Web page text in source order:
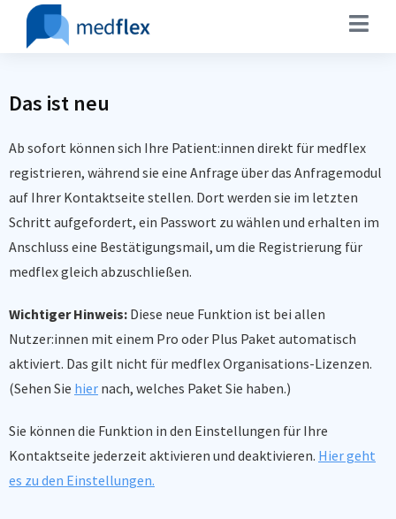
Das ist neu
Ab sofort können sich Ihre Patient:innen direkt für medflex
registrieren, während sie eine Anfrage über das Anfragemodul
auf Ihrer Kontaktseite stellen. Dort werden sie im letzten
Schritt aufgefordert, ein Passwort zu wählen und erhalten im
Anschluss eine Bestätigungsmail, um die Registrierung für
medflex gleich abzuschließen.
Wichtiger Hinweis: Diese neue Funktion ist bei allen
Nutzer:innen mit einem Pro oder Plus Paket automatisch
aktiviert. Das gilt nicht für medflex Organisations-Lizenzen.
(Sehen Sie hier nach, welches Paket Sie haben.)
Sie können die Funktion in den Einstellungen für Ihre
Kontaktseite jederzeit aktivieren und deaktivieren. Hier geht
es zu den Einstellungen.